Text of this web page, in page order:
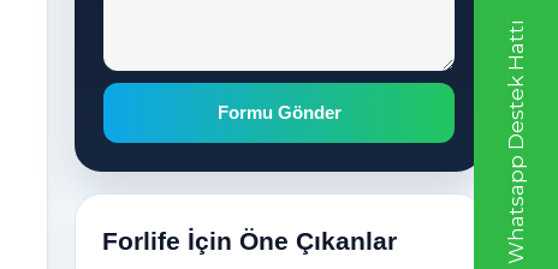
Whatsapp Destek Hattı
Formu Gönder
Forlife İçin Öne Çıkanlar